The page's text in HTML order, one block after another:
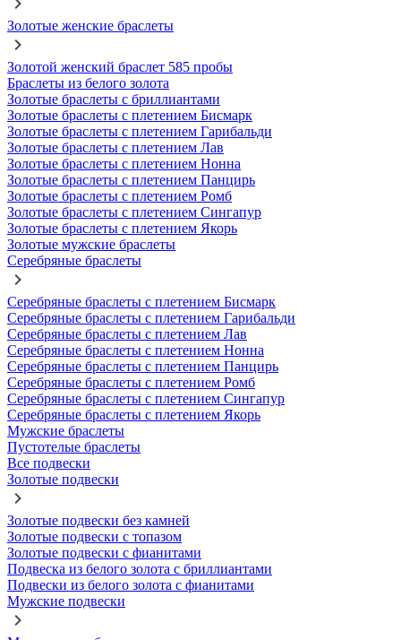
Золотые женские браслеты
Золотой женский браслет 585 пробы
Браслеты из белого золота
Золотые браслеты с бриллиантами
Золотые браслеты с плетением Бисмарк
Золотые браслеты с плетением Гарибальди
Золотые браслеты с плетением Лав
Золотые браслеты с плетением Нонна
Золотые браслеты с плетением Панцирь
Золотые браслеты с плетением Ромб
Золотые браслеты с плетением Сингапур
Золотые браслеты с плетением Якорь
Золотые мужские браслеты
Серебряные браслеты
Серебряные браслеты с плетением Бисмарк
Серебряные браслеты с плетением Гарибальди
Серебряные браслеты с плетением Лав
Серебряные браслеты с плетением Нонна
Серебряные браслеты с плетением Панцирь
Серебряные браслеты с плетением Ромб
Серебряные браслеты с плетением Сингапур
Серебряные браслеты с плетением Якорь
Мужские браслеты
Пустотелые браслеты
Все подвески
Золотые подвески
Золотые подвески без камней
Золотые подвески с топазом
Золотые подвески с фианитами
Подвеска из белого золота с бриллиантами
Подвески из белого золота с фианитами
Мужские подвески